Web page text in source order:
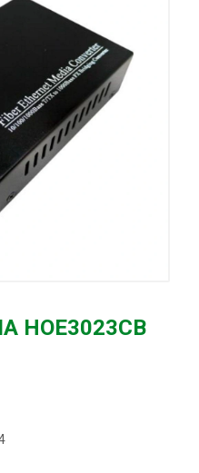
HOE3023CB